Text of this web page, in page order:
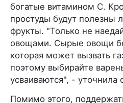
богатые витамином C.
простуды будут полезны
фрукты. "Только не
овощами. Сырые овощи
которая может вызвать
поэтому выбирайте
усваиваются", - уточнила
Помимо этого,